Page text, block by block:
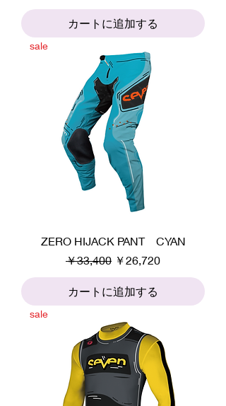
カートに追加する
sale
ZERO HIJACK PANT CYAN
通常価格
￥33,400 セール価格
￥26,720
カートに追加する
sale